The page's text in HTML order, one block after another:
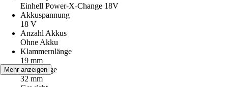
Einhell Power-X-Change 18V
Akkuspannung
18 V
Anzahl Akkus
Ohne Akku
Klammernlänge
19 mm
Nägellänge
32 mm
Mehr anzeigen